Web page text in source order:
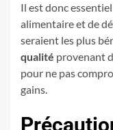
Il est donc
alimentaire et de
seraient les plus
qualité provenant
pour ne pas
gains.